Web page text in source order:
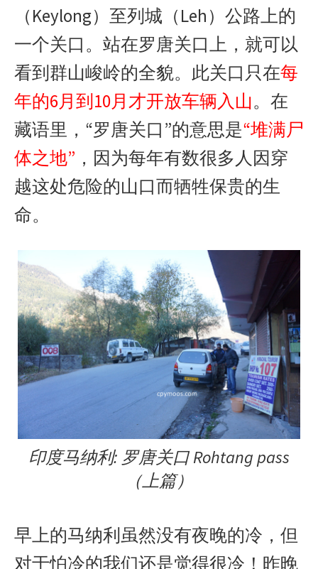
（Keylong）至列城（Leh）公路上的
一个关口。站在罗唐关口上，就可以
看到群山峻岭的全貌。此关口只在每
年的6月到10月才开放车辆入山。在
藏语里，“罗唐关口”的意思是“堆满尸
体之地” ，因为每年有数很多人因穿
越这处危险的山口而牺牲保贵的生
命。
印度马纳利: 罗唐关口 Rohtang pass
（上篇）
早上的马纳利虽然没有夜晚的冷，但
对于怕冷的我们还是觉得很冷！昨晚